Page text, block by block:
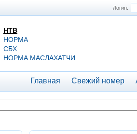
Логин:
НТВ
НОРМА
СБХ
НОРМА МАСЛАХАТЧИ
Главная Свежий номер